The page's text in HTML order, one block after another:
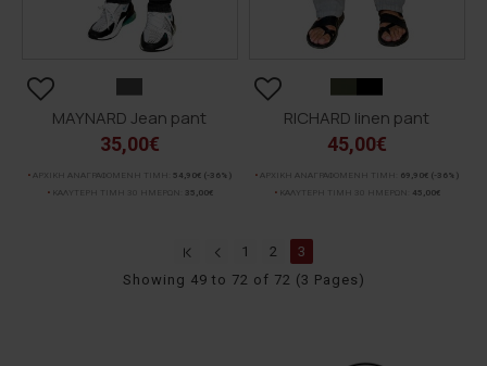
MAYNARD Jean pant
35,00€
ΑΡΧΙΚΗ ΑΝΑΓΡΑΦΟΜΕΝΗ ΤΙΜΗ: 54,90€ (-36%)
ΚΑΛΥΤΕΡΗ ΤΙΜΗ 30 ΗΜΕΡΩΝ:
35,00€
RICHARD linen pant
45,00€
ΑΡΧΙΚΗ ΑΝΑΓΡΑΦΟΜΕΝΗ ΤΙΜΗ: 69,90€ (-36%)
ΚΑΛΥΤΕΡΗ ΤΙΜΗ 30 ΗΜΕΡΩΝ:
45,00€
1 2
3
Showing 49 to 72 of 72 (3 Pages)